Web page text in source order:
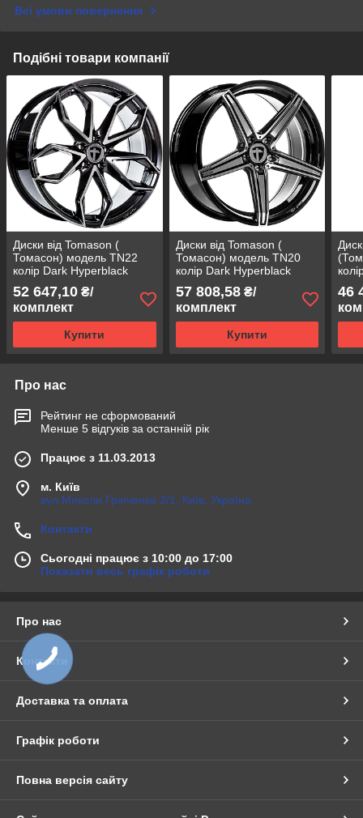
Всі умови повернення
Подібні товари компанії
Диски від Tomason (
Томасон) модель TN22
колір Dark Hyperblack
polished параметри 8.5J x
19" 5 x 114,3 ET 45
52 647,10 ₴/
комплект
Купити
Диски від Tomason (
Томасон) модель TN20
колір Dark Hyperblack
polished параметри 8.5J x
20" 5 x 114,3 ET45
57 808,58₴/
комплект
Купити
19"
46
Про нас
Рейтинг не сформований
Менше 5 відгуків за останній рік
Працює з 11.03.2013
м. Київ
вул.Миколи Грінченка 2/1, Київ, Україна
Контакти
Сьогодні працює з 10:00 до 17:00
Показати весь графік роботи
Про нас
Контакти
Доставка та оплата
Графік роботи
Повна версія сайту